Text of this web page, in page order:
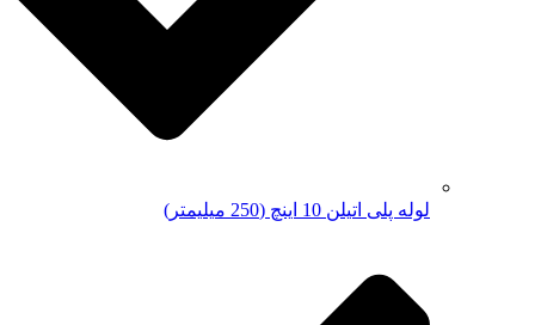
لوله پلی اتیلن 10 اینچ (250 میلیمتر)